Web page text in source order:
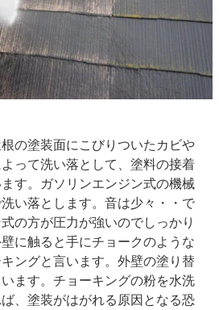
の塗装面にこびりついたカビや
って洗い落として、塗料の接着
す。ガソリンエンジン式の機械
い落とします。音は少々・・で
の方が圧力が強いのでしっかり
に触ると手にチョークのような
ングと言います。外壁の塗り替
ます。チョーキングの粉を水洗
、塗装がはがれる原因となる恐